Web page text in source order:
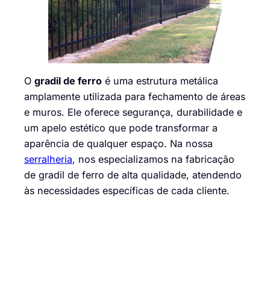
O gradil de ferro é uma estrutura metálica
amplamente utilizada para fechamento de áreas
e muros. Ele oferece segurança, durabilidade e
um apelo estético que pode transformar a
aparência de qualquer espaço. Na nossa
serralheria, nos especializamos na fabricação
de gradil de ferro de alta qualidade, atendendo
às necessidades específicas de cada cliente.